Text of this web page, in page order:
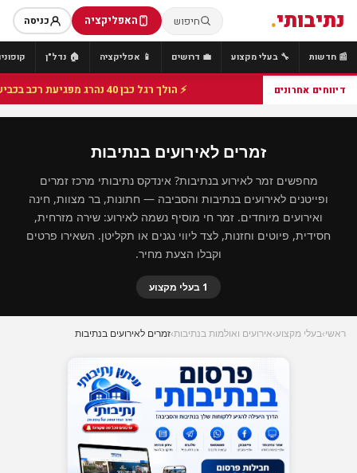
נתיבותי. חיפוש האפליקציה כניסה
📰 חדשות 🔧 בעלי מקצוע 💼 דרושים 📱 אפליקציה 🏠 נדל"ן
דיווחים אחרונים ⚡ הולך רגל כבן 40 נהרג מפגיעת רכב בכביש 25 סמוך לצומת הנשיא, מתנדבי זק"א פועלו בזירה
זמרים לאירועים בנתיבות
מחפשים זמר לאירוע בנתיבות? אינדקס נתיבותי מרכז זמרים
ופייטנים לאירועים בנתיבות והסביבה — חתונות, בר מצוות, חינה
ואירועים מיוחדים. זמר חי מוסיף נשמה לאירוע: שירה מזרחית,
חסידית, פיוטים וחזנות, לצד ליווי נגנים או תקליטן. השאירו פרטים
וקבלו הצעת מחיר.
1 בעלי מקצוע
ראשי›בעלי מקצוע›אירועים ואולמות בנתיבות›זמרים לאירועים בנתיבות